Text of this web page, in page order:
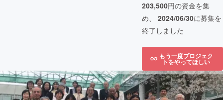
203,500円の資金を集
め、 2024/06/30に募集を
終了しました
もう一度プロジェク
トをやってほしい